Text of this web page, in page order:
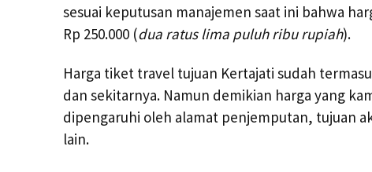
sesuai keputusan manajemen saat ini bahwa
Rp 250.000 (dua ratus lima puluh ribu rupiah).
Harga tiket travel tujuan Kertajati sudah
dan sekitarnya. Namun demikian harga yang
dipengaruhi oleh alamat penjemputan, tujuan
lain.